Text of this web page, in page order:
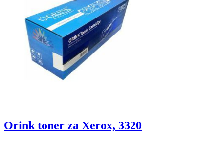
Orink toner za Xerox, 3320